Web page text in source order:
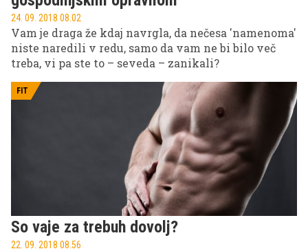
24. 09. 2018 08.02
Vam je draga že kdaj navrgla, da nečesa 'namenoma'
niste naredili v redu, samo da vam ne bi bilo več
treba, vi pa ste to – seveda – zanikali?
FIT
So vaje za trebuh dovolj?
22. 09. 2018 08.56